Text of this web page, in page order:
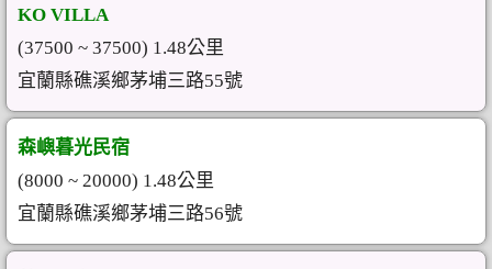
KO VILLA
(37500 ~ 37500) 1.48公里
宜蘭縣礁溪鄉茅埔三路55號
森嶼暮光民宿
(8000 ~ 20000) 1.48公里
宜蘭縣礁溪鄉茅埔三路56號